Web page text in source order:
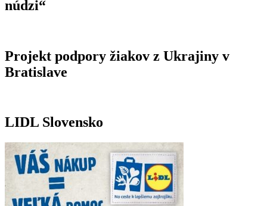
núdzi“
Projekt podpory žiakov z Ukrajiny v
Bratislave
LIDL Slovensko